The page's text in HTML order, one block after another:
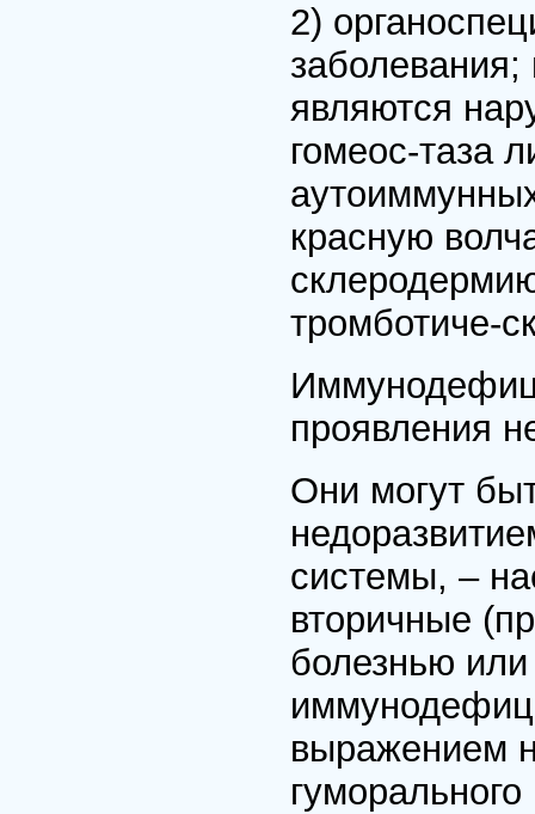
2)
являются
гомеос-таза
красную
тромботиче-
проявления
Они могут
системы, –
вторичные
болезнью
выражением